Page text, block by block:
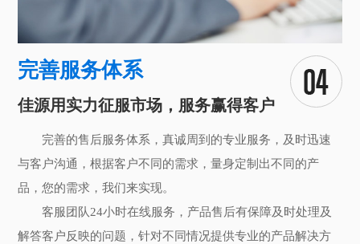
完善服务体系
佳源用实力征服市场，服务赢得客户
完善的售后服务体系，真诚周到的专业服务，及时迅速
与客户沟通，根据客户不同的需求，量身定制出不同的产
品，您的需求，我们来实现。
客服团队24小时在线服务，产品售后有保障及时处理及
解答客户反映的问题，针对不同情况提供专业的产品解决方